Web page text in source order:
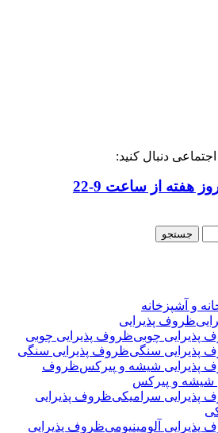
دنبال کنید:
هفته از ساعت 9-22
جستجو
و آشپزخانه
ظروف پذیرایی
ظروف پذیرایی چوبی
ظروف پذیرایی سنگی
ظروف
شیشه و پیرکس
ظروف پذیرایی
ظروف پذیرایی